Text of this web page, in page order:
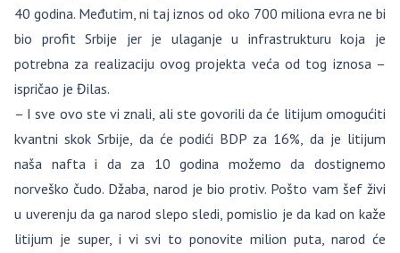
40 godina. Međutim, ni taj iznos od oko 700 miliona evra ne bi
bio profit Srbije jer je ulaganje u infrastrukturu koja je
potrebna za realizaciju ovog projekta veća od tog iznosa –
ispričao je Đilas.
– I sve ovo ste vi znali, ali ste govorili da će litijum omogućiti
kvantni skok Srbije, da će podići BDP za 16%, da je litijum
naša nafta i da za 10 godina možemo da dostignemo
norveško čudo. Džaba, narod je bio protiv. Pošto vam šef živi
u uverenju da ga narod slepo sledi, pomislio je da kad on kaže
litijum je super, i vi svi to ponovite milion puta, narod će